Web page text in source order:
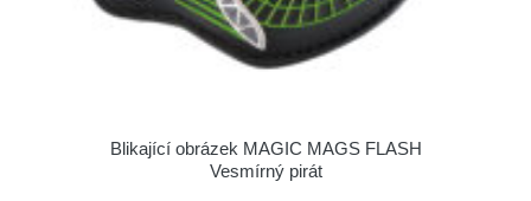
Blikající obrázek MAGIC MAGS FLASH
Vesmírný pirát